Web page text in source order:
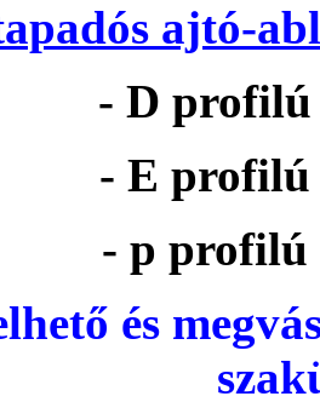
ajtó-
- D profilú
- E profilú
- p profilú
és